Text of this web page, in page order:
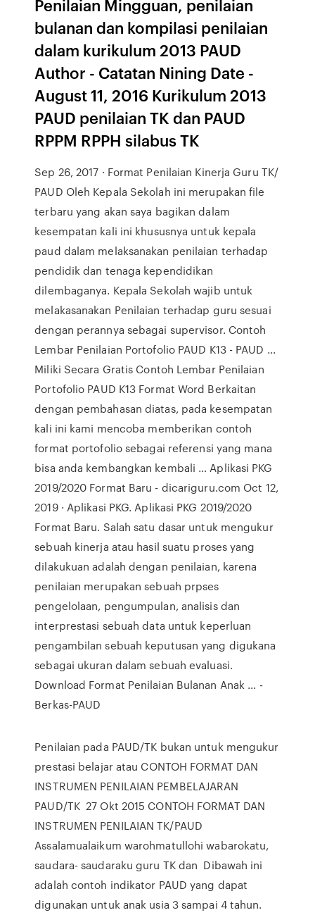
Penilaian Mingguan, penilaian
bulanan dan kompilasi penilaian
dalam kurikulum 2013 PAUD
Author - Catatan Nining Date -
August 11, 2016 Kurikulum 2013
PAUD penilaian TK dan PAUD
RPPM RPPH silabus TK
Sep 26, 2017 · Format Penilaian Kinerja Guru TK/
PAUD Oleh Kepala Sekolah ini merupakan file
terbaru yang akan saya bagikan dalam
kesempatan kali ini khususnya untuk kepala
paud dalam melaksanakan penilaian terhadap
pendidik dan tenaga kependidikan
dilembaganya. Kepala Sekolah wajib untuk
melakasanakan Penilaian terhadap guru sesuai
dengan perannya sebagai supervisor. Contoh
Lembar Penilaian Portofolio PAUD K13 - PAUD ...
Miliki Secara Gratis Contoh Lembar Penilaian
Portofolio PAUD K13 Format Word Berkaitan
dengan pembahasan diatas, pada kesempatan
kali ini kami mencoba memberikan contoh
format portofolio sebagai referensi yang mana
bisa anda kembangkan kembali … Aplikasi PKG
2019/2020 Format Baru - dicariguru.com Oct 12,
2019 · Aplikasi PKG. Aplikasi PKG 2019/2020
Format Baru. Salah satu dasar untuk mengukur
sebuah kinerja atau hasil suatu proses yang
dilakukuan adalah dengan penilaian, karena
penilaian merupakan sebuah prpses
pengelolaan, pengumpulan, analisis dan
interprestasi sebuah data untuk keperluan
pengambilan sebuah keputusan yang digukana
sebagai ukuran dalam sebuah evaluasi.
Download Format Penilaian Bulanan Anak ... -
Berkas-PAUD
Penilaian pada PAUD/TK bukan untuk mengukur
prestasi belajar atau CONTOH FORMAT DAN
INSTRUMEN PENILAIAN PEMBELAJARAN
PAUD/TK 27 Okt 2015 CONTOH FORMAT DAN
INSTRUMEN PENILAIAN TK/PAUD
Assalamualaikum warohmatullohi wabarokatu,
saudara- saudaraku guru TK dan Dibawah ini
adalah contoh indikator PAUD yang dapat
digunakan untuk anak usia 3 sampai 4 tahun.